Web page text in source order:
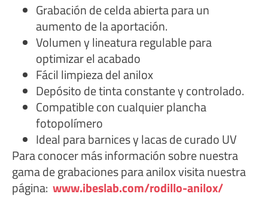
Grabación de celda abierta para un
aumento de la aportación.
Volumen y lineatura regulable para
optimizar el acabado
Fácil limpieza del anilox
Depósito de tinta constante y controlado.
Compatible con cualquier plancha
fotopolímero
Ideal para barnices y lacas de curado UV
Para conocer más información sobre nuestra
gama de grabaciones para anilox visita nuestra
página: www.ibeslab.com/rodillo-anilox/